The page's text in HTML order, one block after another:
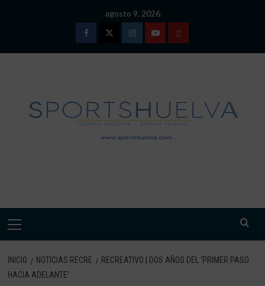
agosto 9, 2026
FacebookTwitterInstagramYoutubeTÉRMINOS
DE
USO
Menú
INICIO NOTICIAS RECRE
RECREATIVO | DOS AÑOS DEL ‘PRIMER PASO
HACIA ADELANTE’